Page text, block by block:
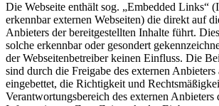
Die Webseite enthält sog. „Embedded Links“
erkennbar externen Webseiten) die direkt auf
Anbieters der bereitgestellten Inhalte führt.
solche erkennbar oder gesondert
der Webseitenbetreiber keinen Einfluss. Die
sind durch die Freigabe des externen Anbieters
eingebettet, die Richtigkeit und
Verantwortungsbereich des externen Anbieters